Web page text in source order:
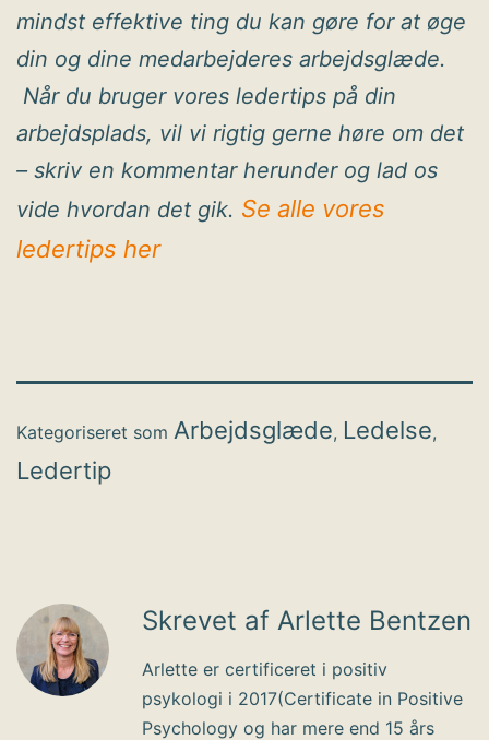
mindst effektive ting du kan gøre for at øge
din og dine medarbejderes arbejdsglæde.
Når du bruger vores ledertips på din
arbejdsplads, vil vi rigtig gerne høre om det
– skriv en kommentar herunder og lad os
vide hvordan det gik. Se alle vores
ledertips her
Kategoriseret som Arbejdsglæde, Ledelse,
Ledertip
Skrevet af Arlette Bentzen
Arlette er certificeret i positiv
psykologi i 2017(Certificate in Positive
Psychology og har mere end 15 års